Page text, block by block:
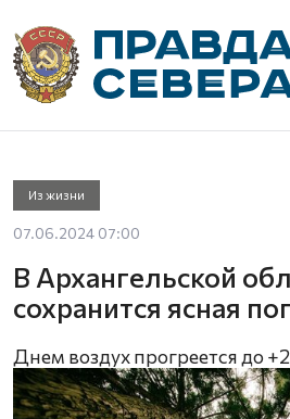
Из жизни
07.06.2024 07:00
В Архангельской
сохранится ясная
Днем воздух прогреется до